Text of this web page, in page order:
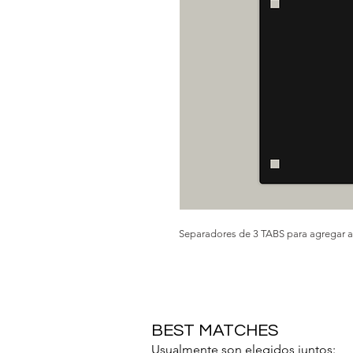
Separadores de 3 TABS para agregar
BEST MATCHES
Usualmente son elegidos juntos: